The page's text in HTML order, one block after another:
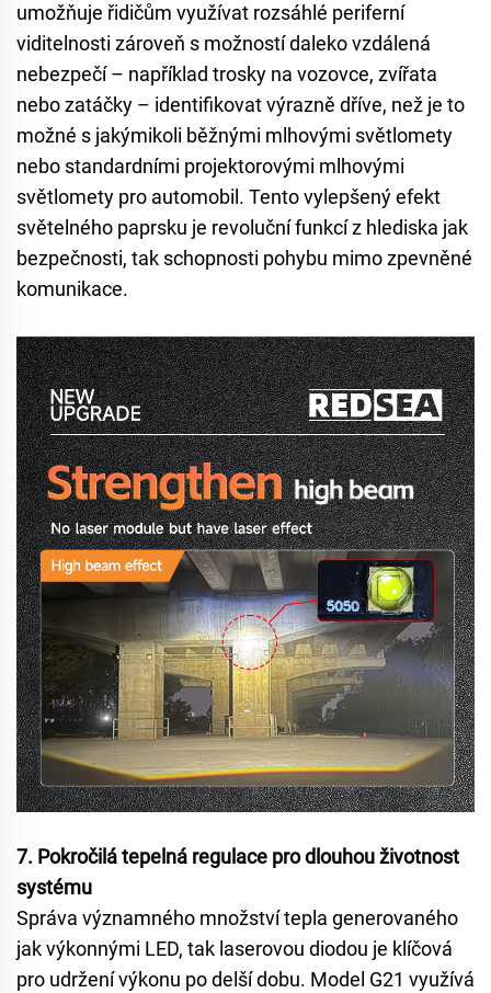
umožňuje řidičům využívat rozsáhlé periferní
viditelnosti zároveň s možností daleko vzdálená
nebezpečí – například trosky na vozovce, zvířata
nebo zatáčky – identifikovat výrazně dříve, než je to
možné s jakýmikoli běžnými mlhovými světlomety
nebo standardními projektorovými mlhovými
světlomety pro automobil. Tento vylepšený efekt
světelného paprsku je revoluční funkcí z hlediska jak
bezpečnosti, tak schopnosti pohybu mimo zpevněné
komunikace.
7. Pokročilá tepelná regulace pro dlouhou životnost
systému
Správa významného množství tepla generovaného
jak výkonnými LED, tak laserovou diodou je klíčová
pro udržení výkonu po delší dobu. Model G21 využívá